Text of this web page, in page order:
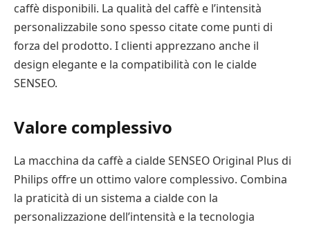
caffè disponibili. La qualità del caffè e l’intensità
personalizzabile sono spesso citate come punti di
forza del prodotto. I clienti apprezzano anche il
design elegante e la compatibilità con le cialde
SENSEO.
Valore complessivo
La macchina da caffè a cialde SENSEO Original Plus di
Philips offre un ottimo valore complessivo. Combina
la praticità di un sistema a cialde con la
personalizzazione dell’intensità e la tecnologia